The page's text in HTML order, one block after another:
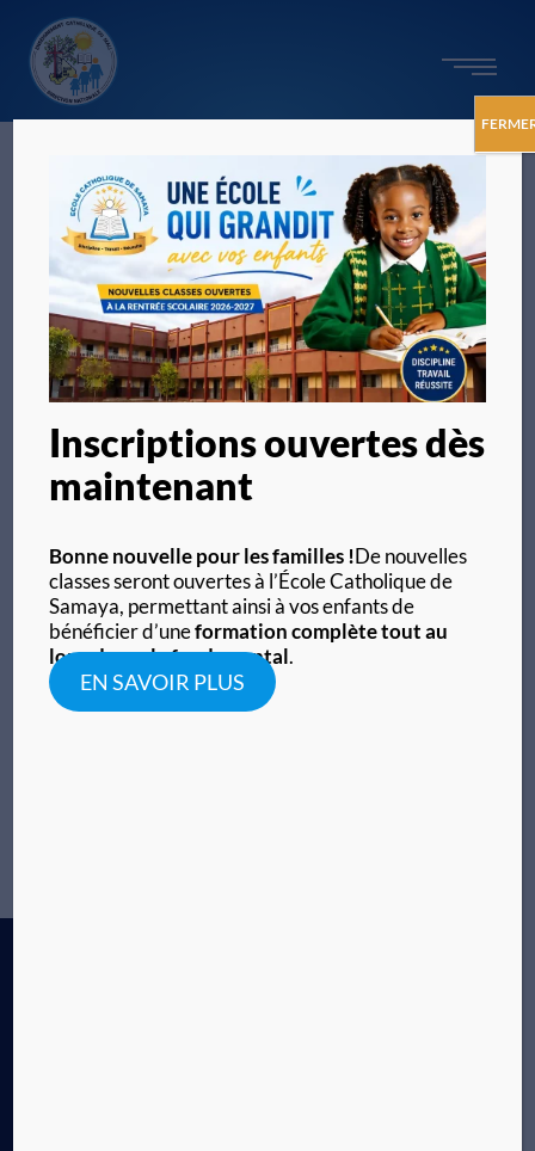
Vicenta Maria de Ségou
Lorem ipsum dolor sit amet, consectetur adipiscing
elit. Ut elit tellus, luctus nec ullamcorper mattis,
pulvinar dapibus leo. Lorem ipsum dolor sit amet,
consectetur adipiscing elit. Ut elit tellus, luctus nec
Inscriptions ouvertes dès
maintenant
Bonne nouvelle pour les familles !De nouvelles
classes seront ouvertes à l’École Catholique de
Samaya, permettant ainsi à vos enfants de
bénéficier d’uneformation complète tout au
long du cycle fondamental.
EN SAVOIR PLUS